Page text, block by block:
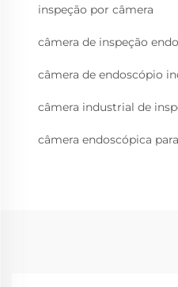
inspeção por câmera
câmera de inspeção
câmera de endoscópio
câmera industrial de
câmera endoscópica